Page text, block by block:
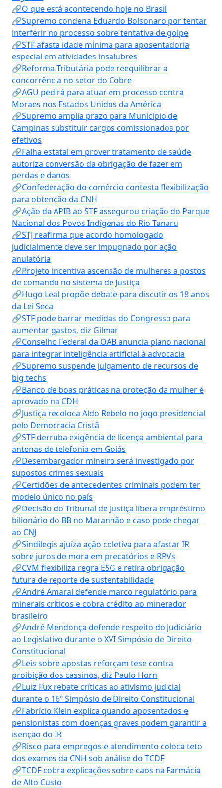
🔗O que está acontecendo hoje no Brasil
🔗Supremo condena Eduardo Bolsonaro por tentar
interferir no processo sobre tentativa de golpe
🔗STF afasta idade mínima para aposentadoria
especial em atividades insalubres
🔗Reforma Tributária pode reequilibrar a
concorrência no setor do Cobre
🔗AGU pedirá para atuar em processo contra
Moraes nos Estados Unidos da América
🔗Supremo amplia prazo para Município de
Campinas substituir cargos comissionados por
efetivos
🔗Falha estatal em prover tratamento de saúde
autoriza conversão da obrigação de fazer em
perdas e danos
🔗Confederação do comércio contesta flexibilização
para obtenção da CNH
🔗Ação da APIB ao STF assegurou criação do Parque
Nacional dos Povos Indígenas do Rio Tanaru
🔗STJ reafirma que acordo homologado
judicialmente deve ser impugnado por ação
anulatória
🔗Projeto incentiva ascensão de mulheres a postos
de comando no sistema de Justiça
🔗Hugo Leal propõe debate para discutir os 18 anos
da Lei Seca
🔗STF pode barrar medidas do Congresso para
aumentar gastos, diz Gilmar
🔗Conselho Federal da OAB anuncia plano nacional
para integrar inteligência artificial à advocacia
🔗Supremo suspende julgamento de recursos de
big techs
🔗Banco de boas práticas na proteção da mulher é
aprovado na CDH
🔗Justiça recoloca Aldo Rebelo no jogo presidencial
pelo Democracia Cristã
🔗STF derruba exigência de licença ambiental para
antenas de telefonia em Goiás
🔗Desembargador mineiro será investigado por
supostos crimes sexuais
🔗Certidões de antecedentes criminais podem ter
modelo único no país
🔗Decisão do Tribunal de Justiça libera empréstimo
bilionário do BB no Maranhão e caso pode chegar
ao CNJ
🔗Sindilegis ajuíza ação coletiva para afastar IR
sobre juros de mora em precatórios e RPVs
🔗CVM flexibiliza regra ESG e retira obrigação
futura de reporte de sustentabilidade
🔗André Amaral defende marco regulatório para
minerais críticos e cobra crédito ao minerador
brasileiro
🔗André Mendonça defende respeito do Judiciário
ao Legislativo durante o XVI Simpósio de Direito
Constitucional
🔗Leis sobre apostas reforçam tese contra
proibição dos cassinos, diz Paulo Horn
🔗Luiz Fux rebate críticas ao ativismo judicial
durante o 16º Simpósio de Direito Constitucional
🔗Fabrício Klein explica quando aposentados e
pensionistas com doenças graves podem garantir a
isenção do IR
🔗Risco para empregos e atendimento coloca teto
dos exames da CNH sob análise do TCDF
🔗TCDF cobra explicações sobre caos na Farmácia
de Alto Custo